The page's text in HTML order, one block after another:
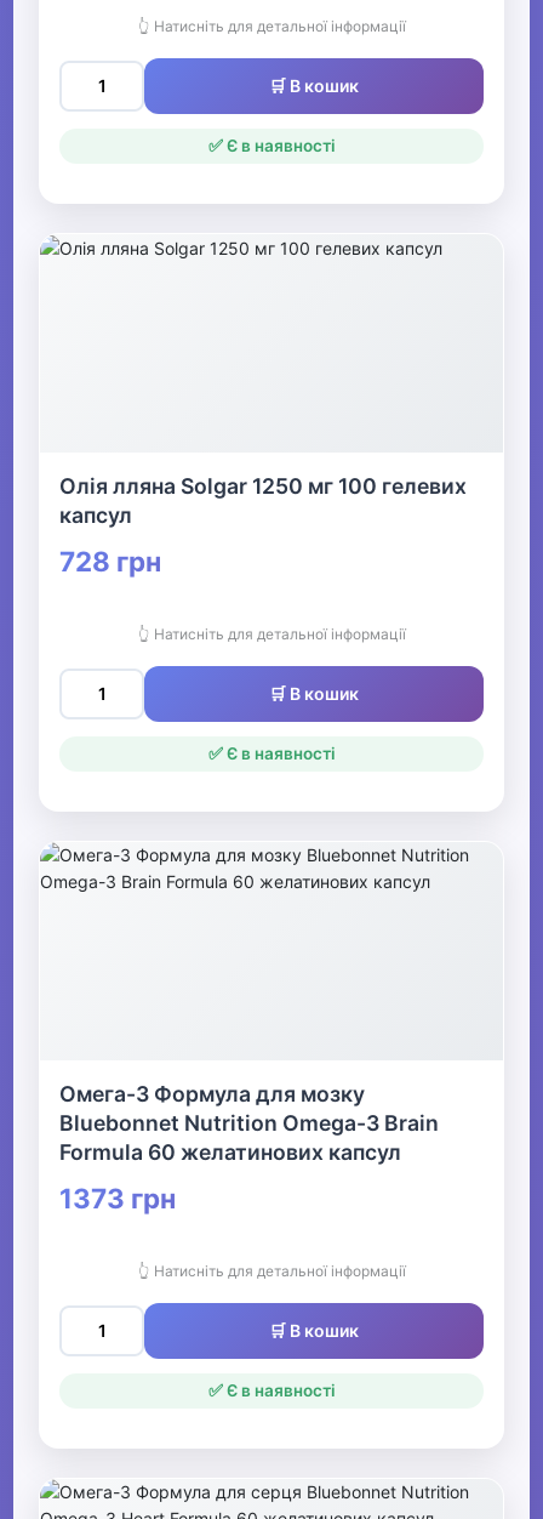
👆 Натисніть для детальної інформації
🛒 В кошик
✅ Є в наявності
Олія лляна Solgar 1250 мг 100 гелевих
капсул
728 грн
👆 Натисніть для детальної інформації
🛒 В кошик
✅ Є в наявності
Омега-3 Формула для мозку
Bluebonnet Nutrition Omega-3 Brain
Formula 60 желатинових капсул
1373 грн
👆 Натисніть для детальної інформації
🛒 В кошик
✅ Є в наявності